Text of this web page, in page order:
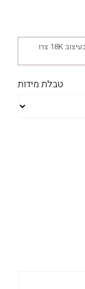
להצעת מחיר ליהלום טבעי עם תעודת GIA ובעיצוב 18K צרו
טבלת מידות